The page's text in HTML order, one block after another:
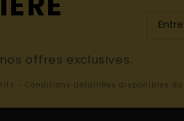
offres exclusives.
- Conditions détaillées disponibles